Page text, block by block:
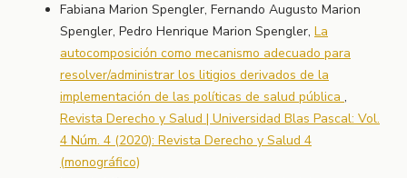
Fabiana Marion Spengler, Fernando Augusto Marion
Spengler, Pedro Henrique Marion Spengler, La
autocomposición como mecanismo adecuado para
resolver/administrar los litigios derivados de la
implementación de las políticas de salud pública ,
Revista Derecho y Salud | Universidad Blas Pascal: Vol.
4 Núm. 4 (2020): Revista Derecho y Salud 4
(monográfico)